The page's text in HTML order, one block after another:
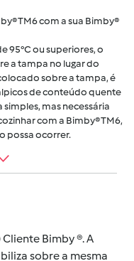
TM6 com a sua Bimby®
95°C ou superiores, o
a tampa no lugar do
sobre a tampa, é
de conteúdo quente
mas necessária
com a Bimby® TM6,
possa ocorrer.
Bimby ®. A
sobre a mesma